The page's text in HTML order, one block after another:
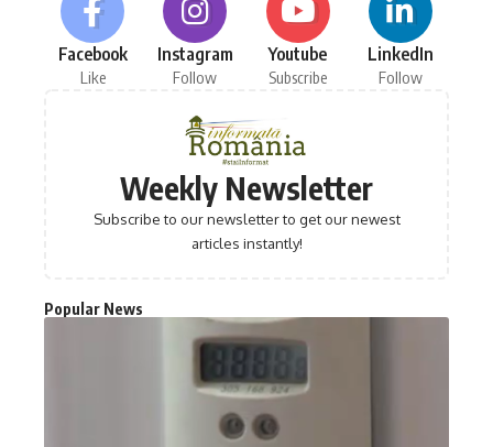
Facebook
Like
Instagram
Follow
Youtube
Subscribe
LinkedIn
Follow
Weekly Newsletter
Subscribe to our newsletter to get our newest
articles instantly!
Popular News